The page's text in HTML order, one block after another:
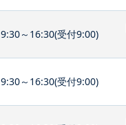
9:30～16:30(受付9:00)
9:30～16:30(受付9:00)